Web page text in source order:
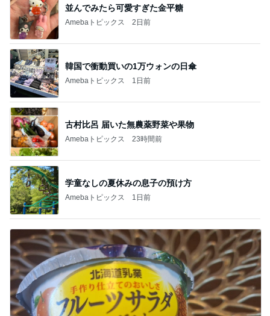
並んでみたら可愛すぎた金平糖
Amebaトピックス 2日前
韓国で衝動買いの1万ウォンの日傘
Amebaトピックス 1日前
古村比呂 届いた無農薬野菜や果物
Amebaトピックス 23時間前
学童なしの夏休みの息子の預け方
Amebaトピックス 1日前